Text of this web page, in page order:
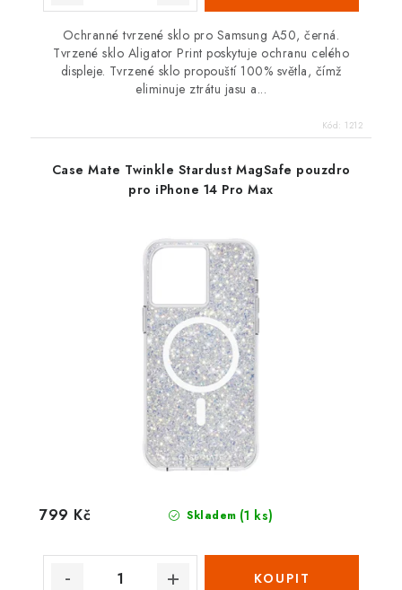
Ochranné tvrzené sklo pro Samsung A50, černá.
Tvrzené sklo Aligator Print poskytuje ochranu celého
displeje. Tvrzené sklo propouští 100% světla, čímž
eliminuje ztrátu jasu a...
Kód: 1212
Case Mate Twinkle Stardust MagSafe pouzdro
pro iPhone 14 Pro Max
Skladem (1 ks)
799 Kč